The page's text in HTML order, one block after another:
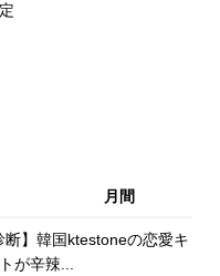
月間
断】韓国ktestoneの恋愛キ
が辛辣...